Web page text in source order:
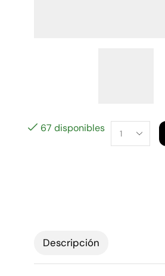
67 disponibles
Alternative:
Descripción